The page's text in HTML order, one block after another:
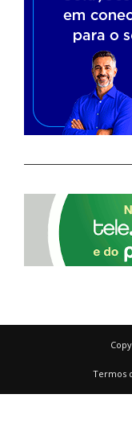
Termos